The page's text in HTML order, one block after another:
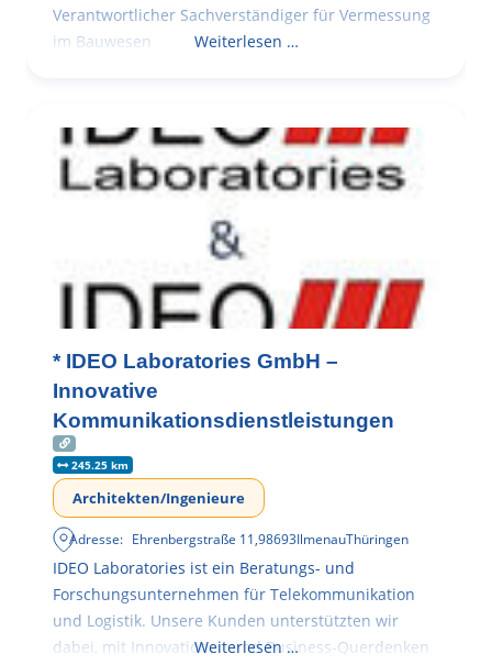
Verantwortlicher Sachverständiger für Vermessung
im Bauwesen
Weiterlesen …
* IDEO Laboratories GmbH –
Innovative
Kommunikationsdienstleistungen
245.25 km
Architekten/Ingenieure
Adresse: Ehrenbergstraße 11,98693IlmenauThüringen
IDEO Laboratories ist ein Beratungs- und
Forschungsunternehmen für Telekommunikation
und Logistik. Unsere Kunden unterstützten wir
dabei, mit Innovationen und Business-Querdenken
Weiterlesen …